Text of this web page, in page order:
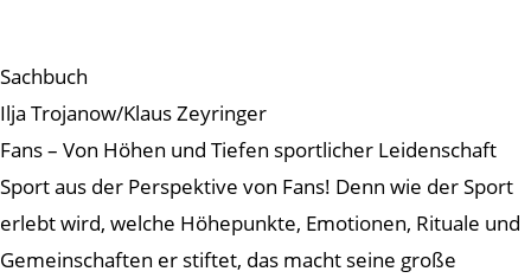
Sachbuch
Ilja Trojanow/Klaus Zeyringer
Fans – Von Höhen und Tiefen sportlicher Leidenschaft
Sport aus der Perspektive von Fans! Denn wie der Sport
erlebt wird, welche Höhepunkte, Emotionen, Rituale und
Gemeinschaften er stiftet, das macht seine große